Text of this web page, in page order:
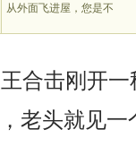
从外面飞进屋，您是不
合击刚开一
老头就见